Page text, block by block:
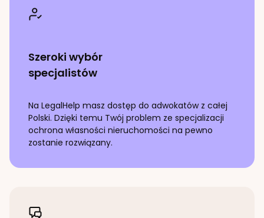
Szeroki wybór
specjalistów
Na LegalHelp masz dostęp do adwokatów z całej
Polski. Dzięki temu Twój problem ze specjalizacji
ochrona własności nieruchomości na pewno
zostanie rozwiązany.